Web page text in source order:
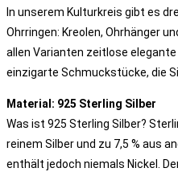
In unserem Kulturkreis gibt es
Ohrringen: Kreolen, Ohrhänger
allen Varianten zeitlose
einzigarte Schmuckstücke, die
Material: 925 Sterling Silber
Was ist 925 Sterling Silber?
reinem Silber und zu 7,5 % aus
enthält jedoch niemals Nickel.